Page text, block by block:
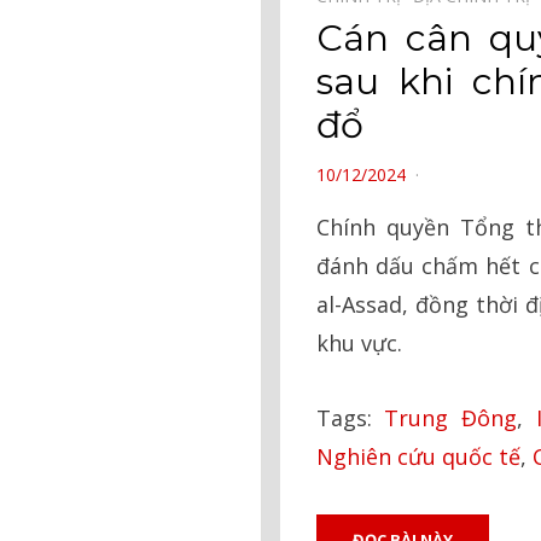
Cán cân
sau khi
đổ
POSTED
10/12/2024
Chính quyền Tổng
đánh dấu chấm hết
al-Assad, đồng thời
khu vực.
Tags: Trung Đông,
Nghiên cứu quốc tế,